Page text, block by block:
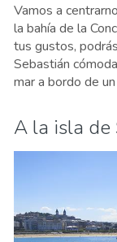
Vamos a
la bahía de la
tus gustos,
Sebastián
mar a bordo de
A la isla de